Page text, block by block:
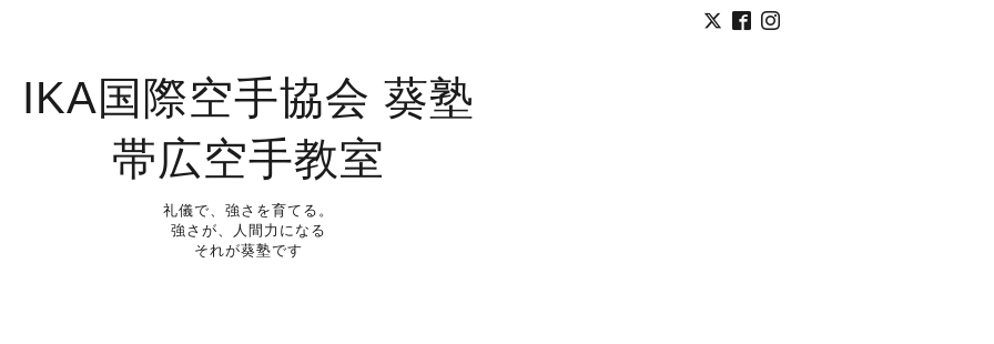
IKA国際空手協会 葵塾
帯広空手教室
礼儀で、強さを育てる。
強さが、人間力になる
それが葵塾です